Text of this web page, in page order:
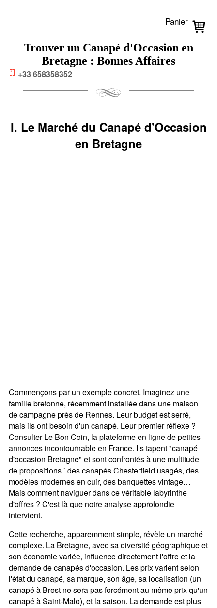
+33 658358352
Panier
Trouver un Canapé d'Occasion en
Bretagne : Bonnes Affaires
I. Le Marché du Canapé d'Occasion
en Bretagne
Commençons par un exemple concret. Imaginez une
famille bretonne, récemment installée dans une maison
de campagne près de Rennes. Leur budget est serré,
mais ils ont besoin d'un canapé. Leur premier réflexe ?
Consulter Le Bon Coin, la plateforme en ligne de petites
annonces incontournable en France. Ils tapent "canapé
d'occasion Bretagne" et sont confrontés à une multitude
de propositions ⁚ des canapés Chesterfield usagés, des
modèles modernes en cuir, des banquettes vintage…
Mais comment naviguer dans ce véritable labyrinthe
d'offres ? C'est là que notre analyse approfondie
intervient.
Cette recherche, apparemment simple, révèle un marché
complexe. La Bretagne, avec sa diversité géographique et
son économie variée, influence directement l'offre et la
demande de canapés d'occasion. Les prix varient selon
l'état du canapé, sa marque, son âge, sa localisation (un
canapé à Brest ne sera pas forcément au même prix qu'un
canapé à Saint-Malo), et la saison. La demande est plus